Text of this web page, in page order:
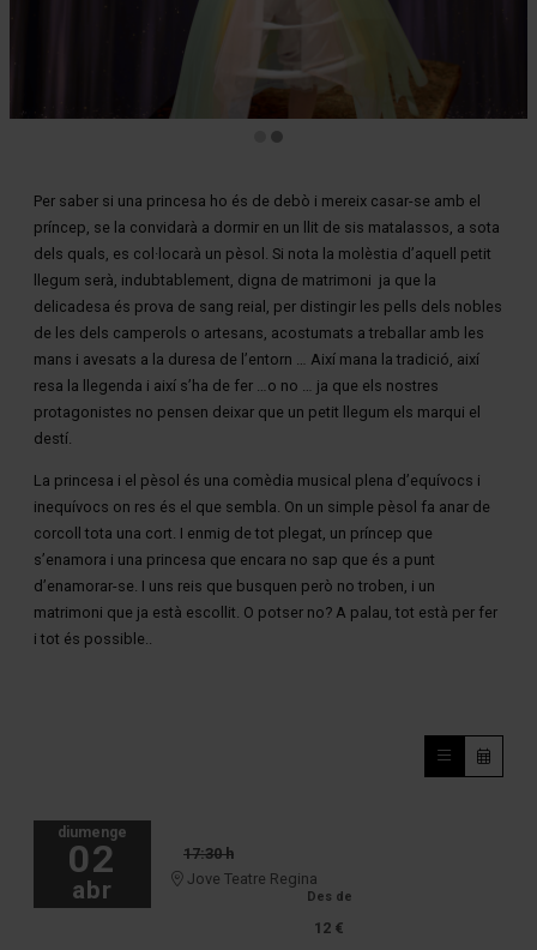
Per saber si una princesa ho és de debò i mereix casar-se amb el
príncep, se la convidarà a dormir en un llit de sis matalassos, a sota
dels quals, es col·locarà un pèsol. Si nota la molèstia d’aquell petit
llegum serà, indubtablement, digna de matrimoni ja que la
delicadesa és prova de sang reial, per distingir les pells dels nobles
de les dels camperols o artesans, acostumats a treballar amb les
mans i avesats a la duresa de l’entorn … Així mana la tradició, així
resa la llegenda i així s’ha de fer …o no … ja que els nostres
protagonistes no pensen deixar que un petit llegum els marqui el
destí.
La princesa i el pèsol és una comèdia musical plena d’equívocs i
inequívocs on res és el que sembla. On un simple pèsol fa anar de
corcoll tota una cort. I enmig de tot plegat, un príncep que
s’enamora i una princesa que encara no sap que és a punt
d’enamorar-se. I uns reis que busquen però no troben, i un
matrimoni que ja està escollit. O potser no? A palau, tot està per fer
i tot és possible..
diumenge
02
abr
17:30 h
Jove Teatre Regina
Des de
12 €